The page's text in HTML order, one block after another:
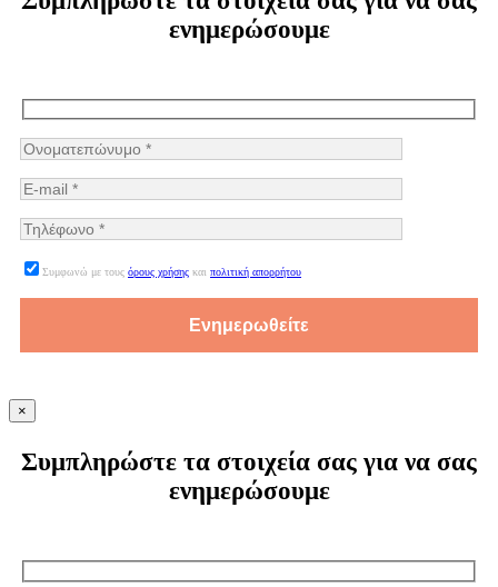
ενημερώσουμε
Συμφωνώ με τους όρους χρήσης και πολιτική απορρήτου
×
Συμπληρώστε τα στοιχεία σας για να σας
ενημερώσουμε